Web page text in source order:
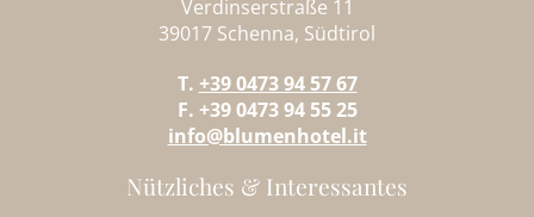
Verdinserstraße 11
39017 Schenna, Südtirol
T. +39 0473 94 57 67
F. +39 0473 94 55 25
info@blumenhotel.it
Nützliches & Interessantes